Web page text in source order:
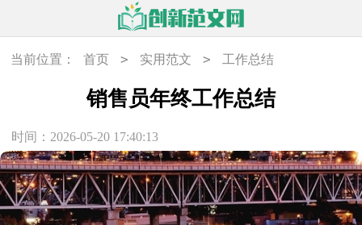
当前位置： 首页 > 实用范文 > 工作总结
销售员年终工作总结
时间：2026-05-20 17:40:13